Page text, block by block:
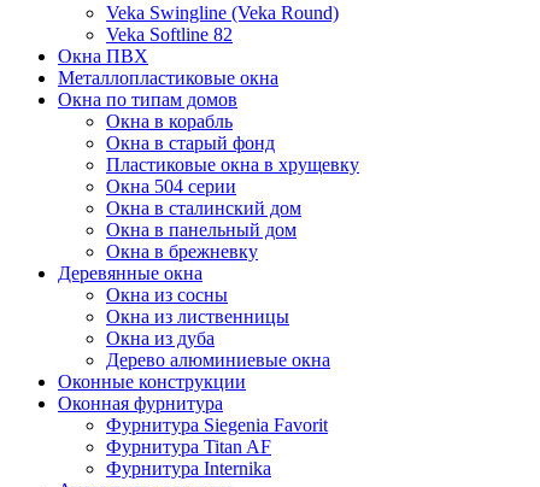
Veka Swingline (Veka Round)
Veka Softline 82
Окна ПВХ
Металлопластиковые окна
Окна по типам домов
Окна в корабль
Окна в старый фонд
Пластиковые окна в хрущевку
Окна 504 серии
Окна в сталинский дом
Окна в панельный дом
Окна в брежневку
Деревянные окна
Окна из сосны
Окна из лиственницы
Окна из дуба
Дерево алюминиевые окна
Оконные конструкции
Оконная фурнитура
Фурнитура Siegenia Favorit
Фурнитура Titan AF
Фурнитура Internika